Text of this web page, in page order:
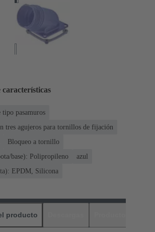
características
tipo pasamuros
tres agujeros para tornillos de fijación
Bloqueo a tornillo
base): Polipropileno
azul
EPDM, Silicona
producto